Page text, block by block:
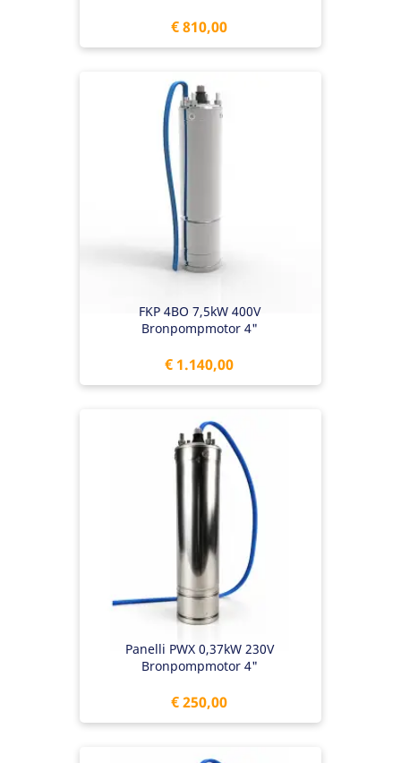
Prijs
€ 810,00
FKP 4BO 7,5kW 400V
Bronpompmotor 4"
Prijs
€ 1.140,00
Panelli PWX 0,37kW 230V
Bronpompmotor 4"
Prijs
€ 250,00